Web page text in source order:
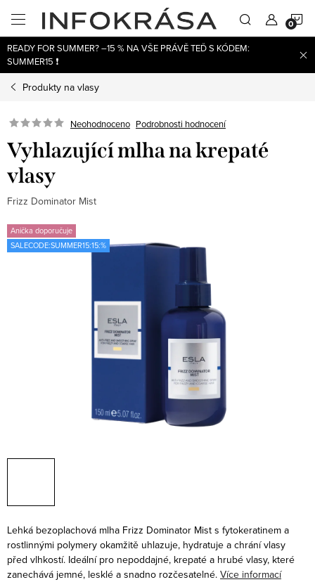
obsah
READY FOR SUMMER? –15 % NA VŠE PRÁVĚ TEĎ S KÓDEM:
SUMMER15 ❗
Produkty na vlasy
Neohodnoceno Podrobnosti hodnocení
Vyhlazující mlha na krepaté
vlasy
Frizz Dominator Mist
Anička doporučuje
SALECODE:SUMMER15:15:%
Lehká bezoplachová mlha Frizz Dominator Mist s fytokeratinem a
rostlinnými polymery okamžitě uhlazuje, hydratuje a chrání vlasy
před vlhkostí. Ideální pro nepoddajné, krepaté a hrubé vlasy, které
zanechává jemné, lesklé a snadno rozčesatelné. Více informací